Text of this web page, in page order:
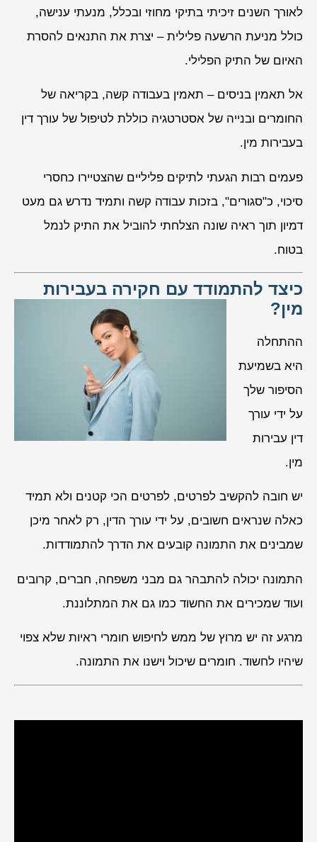
לאורך השנים זיכיתי בתיקי מחוזי ובכלל, מנעתי ענישה,
כולל מניעת הרשעה פלילית – יצרת את התנאים להסרת
האיום של התיק הפלילי.
אל תאמין בניסים – תאמין בעבודה קשה, בקריאה של
החומרים ובנייה של אסטרטגיה כוללת לטיפול של עורך דין
בעבירות מין.
פעמים רבות הגעתי לתיקים פליליים שהצטיירו כחסרי
סיכוי, כ"סגורים", בזכות עבודה קשה ותמיד נדרש גם מעט
דמיון תוך ראיה שונה הצלחתי להוביל את התיק לנמל
בטוח.
כיצד להתמודד עם חקירה בעבירות
מין?
ההתחלה
היא בשמיעת
הסיפור שלך
על ידי עורך
דין עבירות
מין.
יש חובה להקשיב לפרטים, לפרטים הכי קטנים ולא תמיד
כאלה שנראים חשובים, על ידי עורך הדין, רק לאחר מיכן
שמבינים את התמונה קובעים את הדרך להתמודדות.
התמונה יכולה להתבהר גם מבני משפחה, חברים, קרובים
ועוד שמכירים את החשוד כמו גם את המתלוננת.
מרגע זה יש מרוץ של ממש לחיפוש חומרי ראיות שלא צפוי
שיהיו לחשוד. חומרים שיכול וישנו את התמונה.